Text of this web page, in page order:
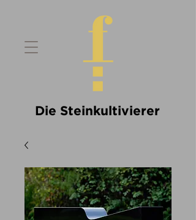
Die Steinkultivierer